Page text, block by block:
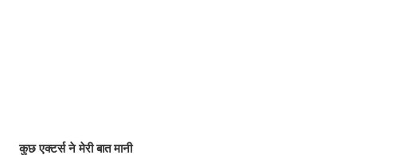
कुछ एक्टर्स ने मेरी बात मानी